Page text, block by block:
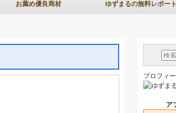
お薦め優良商材 ゆずまるの無料レポート
プロフィ
ア